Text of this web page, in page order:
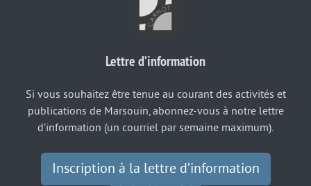
Lettre d’information
Si vous souhaitez être tenue au courant des activités et
publications de Marsouin, abonnez-vous à notre lettre
d’information (un courriel par semaine maximum).
Inscription à la lettre d’information